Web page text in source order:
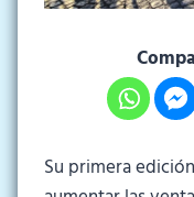
Su primera